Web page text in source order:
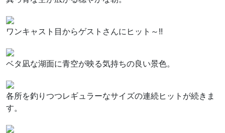
ワンキャスト目からゲストさんにヒット～!!
ベタ凪な湖面に青空が映る気持ちの良い景色。
各所を釣りつつレギュラーなサイズの連続ヒットが続きま
す。